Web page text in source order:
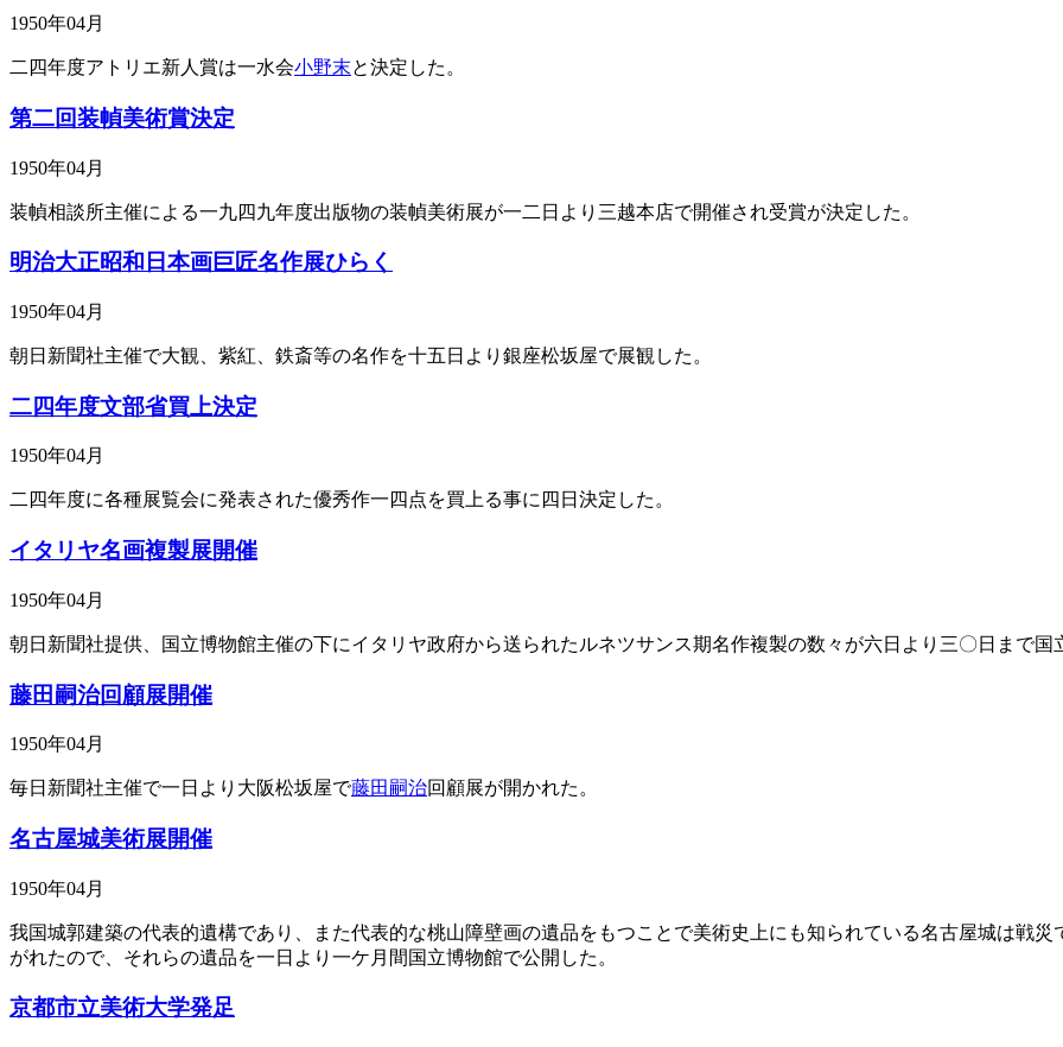
1950年04月
二四年度アトリエ新人賞は一水会小野末と決定した。
第二回装幀美術賞決定
1950年04月
装幀相談所主催による一九四九年度出版物の装幀美術展が一二日より三越本店で開催され受賞が決定した。
明治大正昭和日本画巨匠名作展ひらく
1950年04月
朝日新聞社主催で大観、紫紅、鉄斎等の名作を十五日より銀座松坂屋で展観した。
二四年度文部省買上決定
1950年04月
二四年度に各種展覧会に発表された優秀作一四点を買上る事に四日決定した。
イタリヤ名画複製展開催
1950年04月
朝日新聞社提供、国立博物館主催の下にイタリヤ政府から送られたルネツサンス期名作複製の数々が六日より三〇日まで国
藤田嗣治回顧展開催
1950年04月
毎日新聞社主催で一日より大阪松坂屋で藤田嗣治回顧展が開かれた。
名古屋城美術展開催
1950年04月
我国城郭建築の代表的遺構であり、また代表的な桃山障壁画の遺品をもつことで美術史上にも知られている名古屋城は戦
がれたので、それらの遺品を一日より一ケ月間国立博物館で公開した。
京都市立美術大学発足